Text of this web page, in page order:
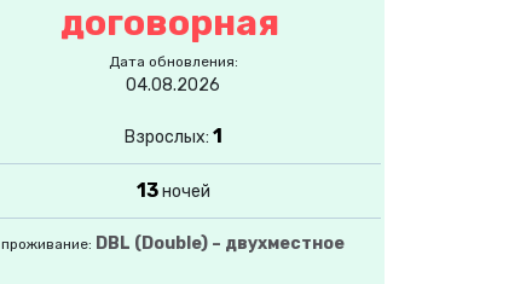
договорная
Дата обновления:
04.08.2026
Взрослых: 1
13ночей
проживание: DBL (Double) – двухместное